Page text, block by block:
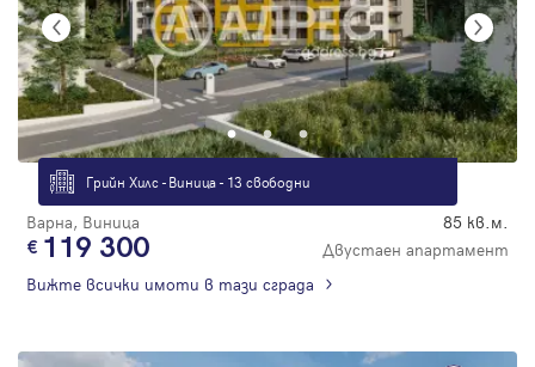
Грийн Хилс - Виница - 13 свободни
Варна, Виница 85 кв.м.
119 300
Двустаен апартамент
Вижте всички имоти в тази сграда